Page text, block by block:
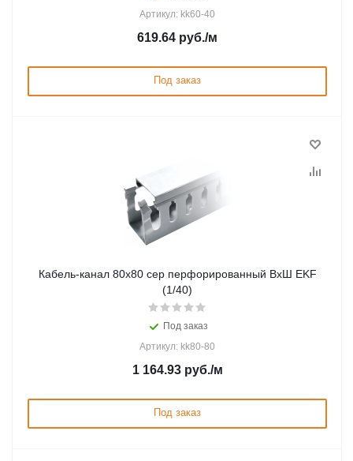
Артикул: kk60-40
619.64 руб./м
Под заказ
Кабель-канал 80х80 сер перфорированный ВхШ EKF
(1/40)
Под заказ
Артикул: kk80-80
1 164.93руб./м
Под заказ